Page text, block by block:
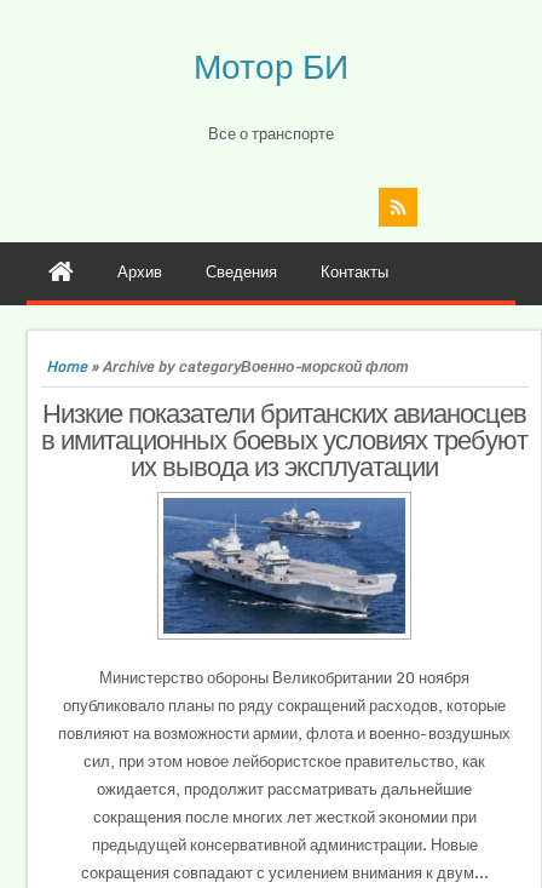
Мотор БИ
Все о транспорте
Архив Сведения Контакты
Home»Archive by categoryВоенно-морской флот
Низкие показатели британских авианосцев
в имитационных боевых условиях требуют
их вывода из эксплуатации
Министерство обороны Великобритании 20 ноября
опубликовало планы по ряду сокращений расходов, которые
повлияют на возможности армии, флота и военно-воздушных
сил, при этом новое лейбористское правительство, как
ожидается, продолжит рассматривать дальнейшие
сокращения после многих лет жесткой экономии при
предыдущей консервативной администрации. Новые
сокращения совпадают с усилением внимания к двум...